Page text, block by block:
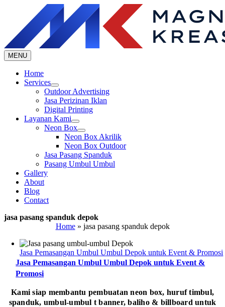
content
MENU
Home
Services
Outdoor Advertising
Jasa Perizinan Iklan
Digital Printing
Layanan Kami
Neon Box
Neon Box Akrilik
Neon Box Outdoor
Jasa Pasang Spanduk
Pasang Umbul Umbul
Gallery
About
Blog
Contact
jasa pasang spanduk depok
Home» jasa pasang spanduk depok
Jasa Pemasangan Umbul Umbul Depok untuk Event & Promosi
Jasa Pemasangan Umbul Umbul Depok untuk Event &
Promosi
Kami siap membantu pembuatan neon box, huruf timbul,
spanduk, umbul-umbul t banner, baliho & billboard untuk